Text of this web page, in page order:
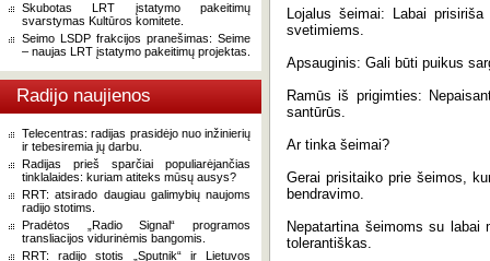
Skubotas LRT įstatymo pakeitimų
svarstymas Kultūros komitete.
Seimo LSDP frakcijos pranešimas: Seime
– naujas LRT įstatymo pakeitimų projektas.
Radijo naujienos
Telecentras: radijas prasidėjo nuo inžinierių
ir tebesiremia jų darbu.
Radijas prieš sparčiai populiarėjančias
tinklalaides: kuriam atiteks mūsų ausys?
RRT: atsirado daugiau galimybių naujoms
radijo stotims.
Pradėtos „Radio Signal“ programos
transliacijos vidurinėmis bangomis.
RRT: radijo stotis „Sputnik“ ir Lietuvos
Lojalus šeimai: Labai
svetimiems.
Apsauginis: Gali būti puikus
Ramūs iš prigimties:
santūrūs.
Ar tinka šeimai?
Gerai prisitaiko prie šeimos,
bendravimo.
Nepatartina šeimoms su
tolerantiškas.